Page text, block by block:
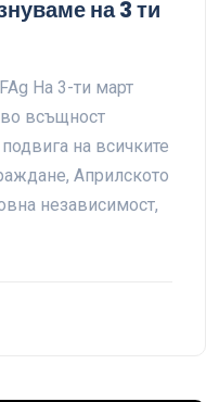
на 3 ти
На 3-ти март
всъщност
на всичките
Априлското
независимост,